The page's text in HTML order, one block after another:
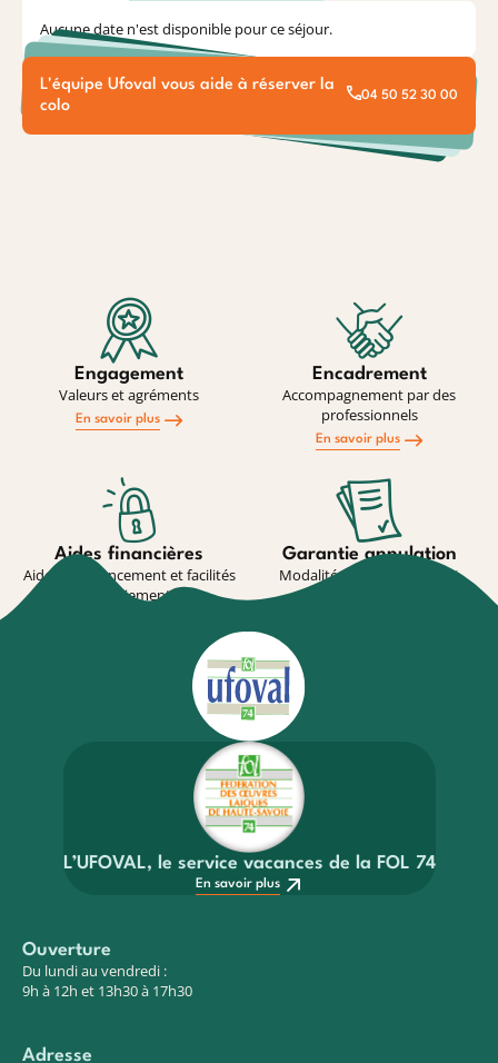
Aucune date n'est disponible pour ce séjour.
L'équipe Ufoval vous aide à réserver la
colo
04 50 52 30 00
Engagement
Valeurs et agréments
En savoir plus
Encadrement
Accompagnement par des
professionnels
En savoir plus
Aides financières
Aides au financement et facilités
de paiement
Garantie annulation
Modalité de souscription et
L’UFOVAL, le service vacances de la FOL 74
En savoir plus
Ouverture
Du lundi au vendredi :
9h à 12h et 13h30 à 17h30
Adresse